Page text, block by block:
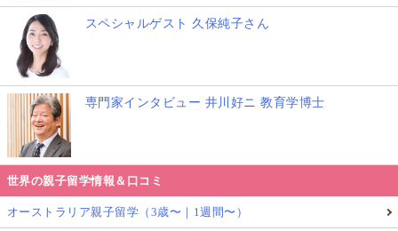
スペシャルゲスト 久保純子さん
専門家インタビュー 井川好ニ 教育学博士
世界の親子留学情報＆口コミ
オーストラリア親子留学（3歳〜｜1週間〜）